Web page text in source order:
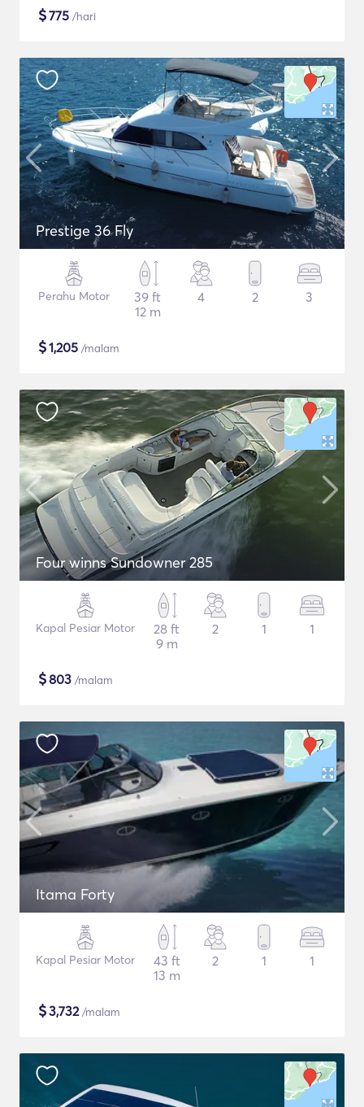
$775 /hari
Prestige 36 Fly
Perahu Motor
39 ft
12 m
4 2 3
$1,205 /malam
Four winns Sundowner 285
Kapal Pesiar Motor
28 ft
9 m
2 1 1
$803 /malam
Itama Forty
Kapal Pesiar Motor
43 ft
13 m
2 1 1
$3,732/malam